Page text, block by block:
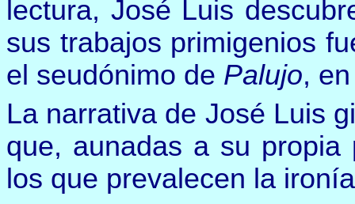
lectura, José Luis
sus trabajos primigenios
el seudónimo de Palujo,
La narrativa de José Luis
que, aunadas a su propia
los que prevalecen la